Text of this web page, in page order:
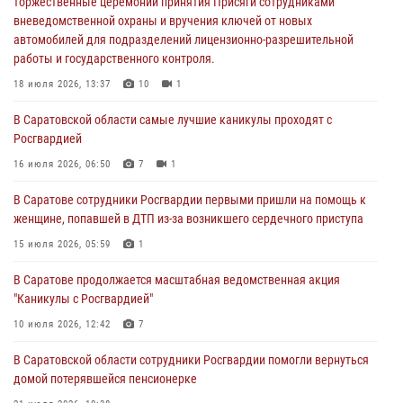
18 июля 2026, 13:37 10 1
В Саратовской области самые лучшие каникулы проходят с
Росгвардией
В Саратове сотрудники Росгвардии первыми пришли на помощь к
женщине, попавшей в ДТП из-за возникшего сердечного приступа
В Саратове продолжается масштабная ведомственная акция
"Каникулы с Росгвардией"
В Саратовской области при содействии спецназа Росгвардии
задержан подозреваемый в незаконном обороте наркотиков
вневедомственной охраны и вручения ключей от новых
автомобилей для подразделений лицензионно-разрешительной
работы и государственного контроля.
18 июля 2026, 13:37 10 1
В Саратовской области самые лучшие каникулы проходят с
Росгвардией
16 июля 2026, 06:50 7 1
В Саратове сотрудники Росгвардии первыми пришли на помощь к
женщине, попавшей в ДТП из-за возникшего сердечного приступа
15 июля 2026, 05:59 1
В Саратове продолжается масштабная ведомственная акция
"Каникулы с Росгвардией"
10 июля 2026, 12:42 7
В Саратовской области сотрудники Росгвардии помогли вернуться
домой потерявшейся пенсионерке